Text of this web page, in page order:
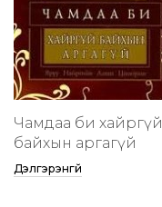
Чамдаа би хайргүй
байхын аргагүй
Дэлгэрэнгүй